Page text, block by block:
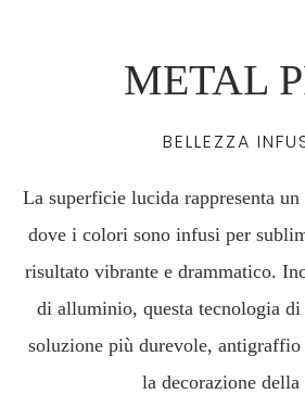
METAL
BELLEZZA
La superficie lucida rappresenta
dove i colori sono infusi per
risultato vibrante e drammatico.
di alluminio, questa tecnologia di
soluzione più durevole,
la decorazione della